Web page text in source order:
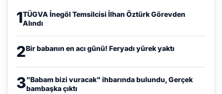
1TÜGVA İnegöl Temsilcisi İlhan Öztürk Görevden
Alındı
2Bir babanın en acı günü! Feryadı yürek yaktı
3"Babam bizi vuracak" ihbarında bulundu, Gerçek
bambaşka çıktı